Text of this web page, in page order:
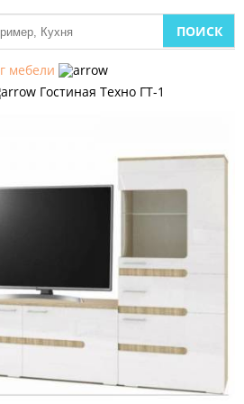
мебели
Гостиная Техно ГТ-1